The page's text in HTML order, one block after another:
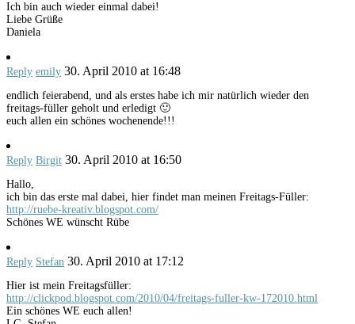
Ich bin auch wieder einmal dabei!
Liebe Grüße
Daniela
Reply emily 30. April 2010 at 16:48
endlich feierabend, und als erstes habe ich mir natürlich wieder den
freitags-füller geholt und erledigt 🙂
euch allen ein schönes wochenende!!!
Reply Birgit 30. April 2010 at 16:50
Hallo,
ich bin das erste mal dabei, hier findet man meinen Freitags-Füller:
http://ruebe-kreativ.blogspot.com/
Schönes WE wünscht Rübe
Reply Stefan 30. April 2010 at 17:12
Hier ist mein Freitagsfüller:
http://clickpod.blogspot.com/2010/04/freitags-fuller-kw-172010.html
Ein schönes WE euch allen!